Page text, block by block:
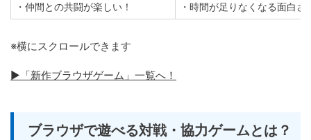
・仲間との共闘が楽しい！
・時間が足りなくなる面白さ
※横にスクロールできます
▶「新作ブラウザゲーム」一覧へ！
ブラウザで遊べる対戦・協力ゲームとは？